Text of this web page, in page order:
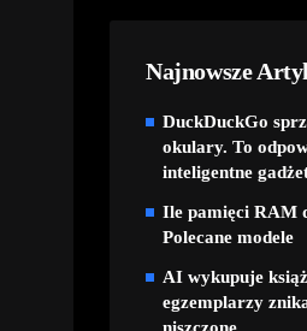
Najnowsze
DuckDuckGo
okulary. To
inteligentne
Ile pamięci RAM
Polecane modele
AI wykupuje
egzemplarzy